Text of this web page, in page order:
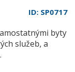
ID: SP0717
byty
služeb, a